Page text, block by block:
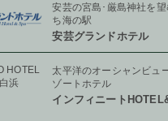
安芸の宮島･厳島神社を望
ち海の駅
安芸グランドホテル
太平洋のオーシャンビュ
ゾートホテル
インフィニート